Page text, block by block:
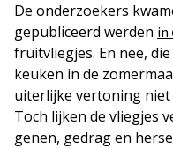
De onderzoekers
gepubliceerd werden in
fruitvliegjes. En nee,
keuken in de
uiterlijke vertoning niet
Toch lijken de vliegjes
genen, gedrag en